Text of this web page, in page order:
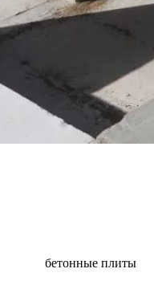
бетонные плиты